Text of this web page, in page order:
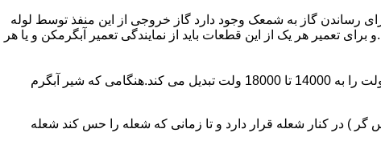
رساندن گاز به شمعک وجود دارد گاز خروجی از این منفذ توسط لوله
تعمیر هر یک از این قطعات باید از نمایندگی تعمیر آبگرمکن و یا هر
برد کنترل آبگرمکن:نیروی محرکه این برد از یک آدابتور یا دو عدد باتری 1/5 ولت تامین می شود.برای ایجاد جرقه یک تراس افزاینده این 3 ولت را به 14000 تا 18000 ولت تبدیل می کند.هنگامی که شیر آبگرم
) در کنار شعله قرار دارد و تا زمانی که شعله را حس کند شعله